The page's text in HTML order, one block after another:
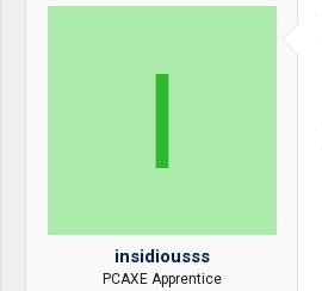
I
insidiousss
PCAXE Apprentice